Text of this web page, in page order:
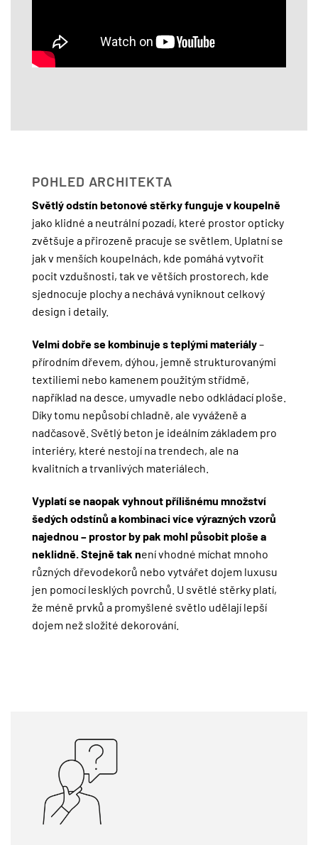
POHLED ARCHITEKTA
Světlý odstín betonové stěrky funguje v koupelně
jako klidné a neutrální pozadí, které prostor opticky
zvětšuje a přirozeně pracuje se světlem. Uplatní se
jak v menších koupelnách, kde pomáhá vytvořit
pocit vzdušnosti, tak ve větších prostorech, kde
sjednocuje plochy a nechává vyniknout celkový
design i detaily.
Velmi dobře se kombinuje s teplými materiály–
přírodním dřevem, dýhou, jemně strukturovanými
textiliemi nebo kamenem použitým střídmě,
například na desce, umyvadle nebo odkládací ploše.
Díky tomu nepůsobí chladně, ale vyváženě a
nadčasově. Světlý beton je ideálním základem pro
interiéry, které nestojí na trendech, ale na
kvalitních a trvanlivých materiálech.
Vyplatí se naopak vyhnout přílišnému množství
šedých odstínů a kombinaci více výrazných vzorů
najednou – prostor by pak mohl působit ploše a
neklidně. Stejně tak není vhodné míchat mnoho
různých dřevodekorů nebo vytvářet dojem luxusu
jen pomocí lesklých povrchů. U světlé stěrky platí,
že méně prvků a promyšlené světlo udělají lepší
dojem než složité dekorování.